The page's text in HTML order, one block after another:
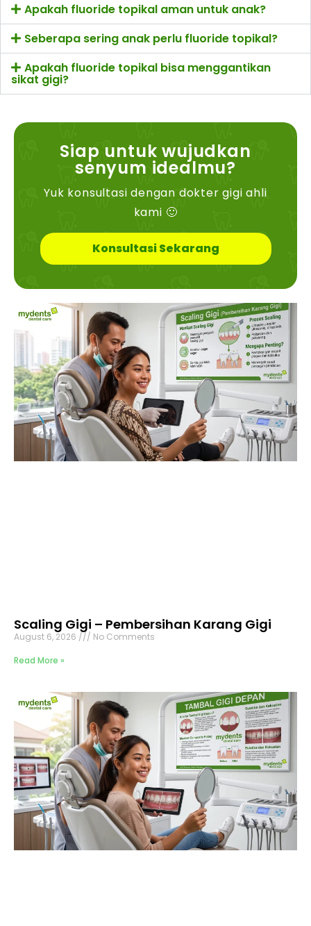
Apakah fluoride topikal aman untuk anak?
Seberapa sering anak perlu fluoride topikal?
Apakah fluoride topikal bisa menggantikan
sikat gigi?
Siap untuk wujudkan
senyum idealmu?
Yuk konsultasi dengan dokter gigi ahli
kami 🙂
Konsultasi Sekarang
Scaling Gigi – Pembersihan Karang Gigi
August 6, 2026
No Comments
Read More »